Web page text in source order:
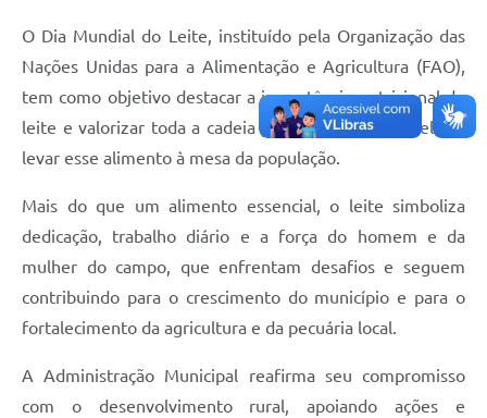
O Dia Mundial do Leite, instituído pela Organização das
Nações Unidas para a Alimentação e Agricultura (FAO),
tem como objetivo destacar a importância nutricional do
leite e valorizar toda a cadeia produtiva responsável por
levar esse alimento à mesa da população.
Mais do que um alimento essencial, o leite simboliza
dedicação, trabalho diário e a força do homem e da
mulher do campo, que enfrentam desafios e seguem
contribuindo para o crescimento do município e para o
fortalecimento da agricultura e da pecuária local.
A Administração Municipal reafirma seu compromisso
com o desenvolvimento rural, apoiando ações e